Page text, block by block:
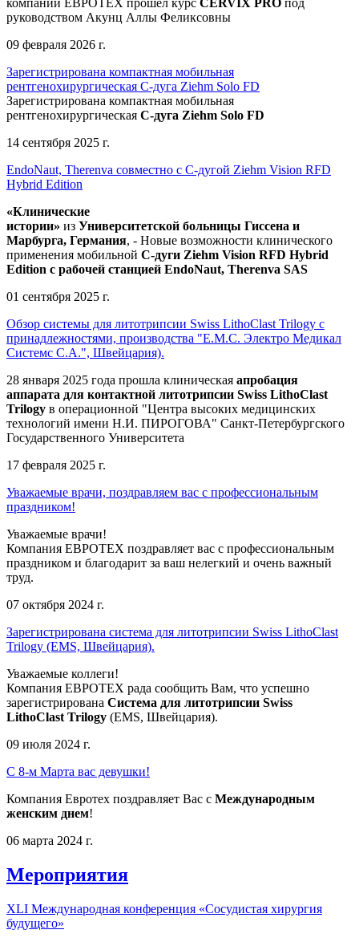
руководством Акунц Аллы Феликсовны
09 февраля 2026 г.
Зарегистрирована компактная мобильная
рентгенохирургическая С-дуга Ziehm Solo FD
Зарегистрирована компактная мобильная
рентгенохирургическая С-дуга Ziehm Solo FD
14 сентября 2025 г.
EndoNaut, Therenva совместно с С-дугой Ziehm Vision RFD
Hybrid Edition
«Клинические
истории» из Университетской больницы Гиссена и
Марбурга, Германия, - Новые возможности клинического
применения мобильной С-дуги Ziehm Vision RFD Hybrid
Edition с рабочей станцией EndoNaut, Therenva SAS
01 сентября 2025 г.
Обзор системы для литотрипсии Swiss LithoClast Trilogy с
принадлежностями, производства "Е.М.С. Электро Медикал
Системс С.А.", Швейцария).
28 января 2025 года прошла клиническая апробация
аппарата для контактной литотрипсии Swiss LithoClast
Trilogy в операционной "Центра высоких медицинских
технологий имени Н.И. ПИРОГОВА" Санкт-Петербургского
Государственного Университета
17 февраля 2025 г.
Уважаемые врачи, поздравляем вас с профессиональным
праздником!
Уважаемые врачи!
Компания ЕВРОТЕХ поздравляет вас с профессиональным
праздником и благодарит за ваш нелегкий и очень важный
труд.
07 октября 2024 г.
Зарегистрирована система для литотрипсии Swiss LithoClast
Trilogy (EMS, Швейцария).
Уважаемые коллеги!
Компания ЕВРОТЕХ рада сообщить Вам, что успешно
зарегистрирована Система для литотрипсии Swiss
LithoClast Trilogy (EMS, Швейцария).
09 июля 2024 г.
С 8-м Марта вас девушки!
Компания Евротех поздравляет Вас с Международным
женским днем!
06 марта 2024 г.
Мероприятия
XLI Международная конференция «Сосудистая хирургия
будущего»